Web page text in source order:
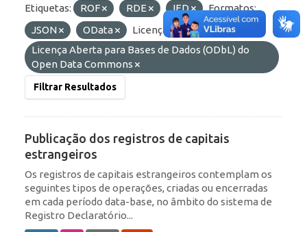
Etiquetas: ROF RDE IED
Formatos:
JSON
OData
Licenças:
Licença Aberta para Bases de Dados (ODbL) do
Open Data Commons
Filtrar Resultados
Publicação dos registros de capitais
estrangeiros
Os registros de capitais estrangeiros contemplam os
seguintes tipos de operações, criadas ou encerradas
em cada período data-base, no âmbito do sistema de
Registro Declaratório...